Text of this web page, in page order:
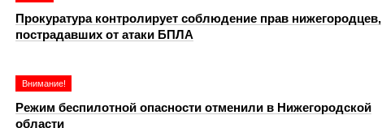
Прокуратура контролирует соблюдение прав нижегородцев,
пострадавших от атаки БПЛА
Внимание!
Режим беспилотной опасности отменили в Нижегородской
области